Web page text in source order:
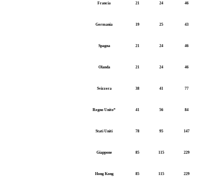
Francia 21 24 46
Germania 19 25 43
Spagna 21 24 46
Olanda 21 24 46
Svizzera 38 41 77
Regno Unito* 41 56 84
Stati Uniti 78 95 147
Giappone 85 115 229
Hong Kong 85 115 229